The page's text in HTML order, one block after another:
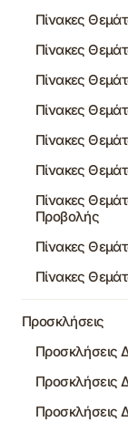
Πίνακες
Πίνακες
Πίνακες
Πίνακες
Πίνακες
Πίνακες
Πίνακες
Προβολής
Πίνακες
Πίνακες
Προσκλήσεις
Προσκλήσεις
Προσκλήσεις
Προσκλήσεις